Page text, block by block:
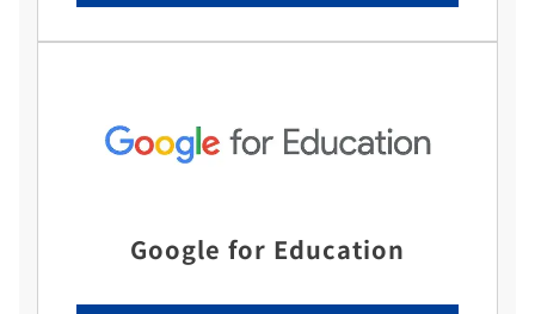
Google for Education